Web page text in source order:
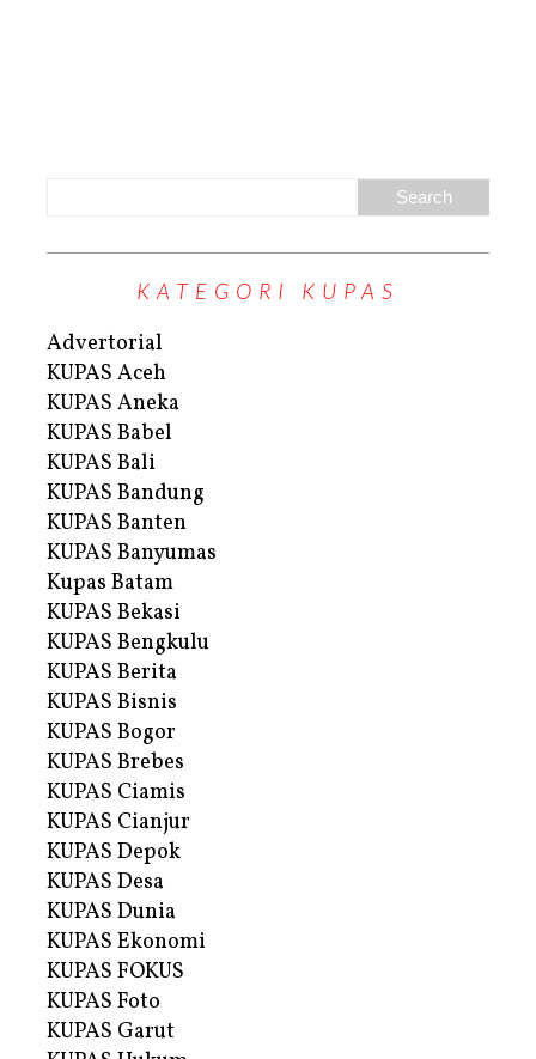
KATEGORI KUPAS
Advertorial
KUPAS Aceh
KUPAS Aneka
KUPAS Babel
KUPAS Bali
KUPAS Bandung
KUPAS Banten
KUPAS Banyumas
Kupas Batam
KUPAS Bekasi
KUPAS Bengkulu
KUPAS Berita
KUPAS Bisnis
KUPAS Bogor
KUPAS Brebes
KUPAS Ciamis
KUPAS Cianjur
KUPAS Depok
KUPAS Desa
KUPAS Dunia
KUPAS Ekonomi
KUPAS FOKUS
KUPAS Foto
KUPAS Garut